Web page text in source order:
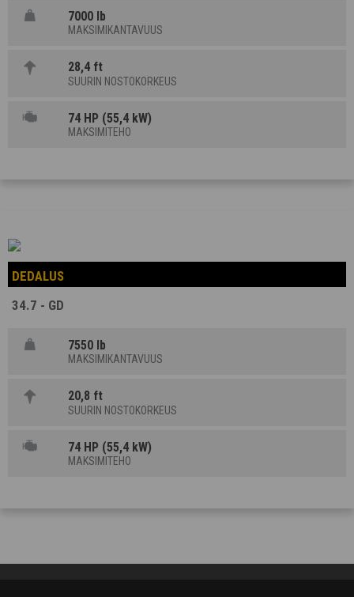
7000 lb
MAKSIMIKANTAVUUS
28,4 ft
SUURIN NOSTOKORKEUS
74 HP (55,4 kW)
MAKSIMITEHO
DEDALUS
34.7 - GD
7550 lb
MAKSIMIKANTAVUUS
20,8 ft
SUURIN NOSTOKORKEUS
74 HP (55,4 kW)
MAKSIMITEHO